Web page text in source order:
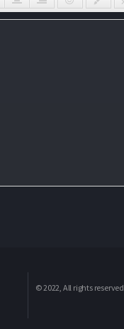
© 2022, All rights reserved